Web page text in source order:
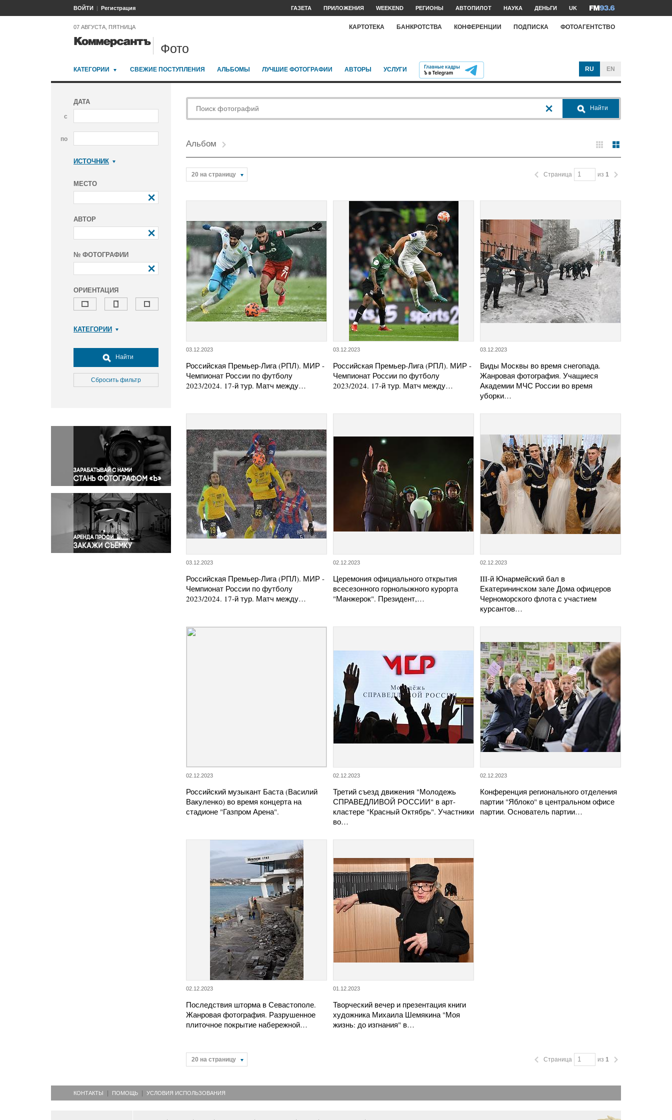
ВОЙТИ Регистрация ГАЗЕТА ПРИЛОЖЕНИЯ WEEKEND РЕГИОНЫ АВТОПИЛОТ НАУКА ДЕНЬГИ UK
07 АВГУСТА, ПЯТНИЦА КАРТОТЕКА БАНКРОТСТВА КОНФЕРЕНЦИИ ПОДПИСКА ФОТОАГЕНТСТВО
Фото
КАТЕГОРИИ СВЕЖИЕ ПОСТУПЛЕНИЯ АЛЬБОМЫ ЛУЧШИЕ ФОТОГРАФИИ АВТОРЫ УСЛУГИ RU EN
ДАТА
с
по
ИСТОЧНИК
МЕСТО
АВТОР
№ ФОТОГРАФИИ
ОРИЕНТАЦИЯ
КАТЕГОРИИ
Досуг, туризм и отдых
Культура
Медицина
Окружающая среда
Политика
Правосудие
Происшествия и конфликты
Религия
Светская жизнь
Спорт
Экология
Экономика и бизнес
Найти
Сбросить фильтр
Найти
Альбом
20 на страницу Страница из 1
03.12.2023
Российская Премьер-Лига (РПЛ). МИР -
Чемпионат России по футболу
2023/2024. 17-й тур. Матч между…
03.12.2023
Российская Премьер-Лига (РПЛ). МИР -
Чемпионат России по футболу
2023/2024. 17-й тур. Матч между…
03.12.2023
Виды Москвы во время снегопада.
Жанровая фотография. Учащиеся
Академии МЧС России во время
уборки…
03.12.2023
Российская Премьер-Лига (РПЛ). МИР -
Чемпионат России по футболу
2023/2024. 17-й тур. Матч между…
02.12.2023
Церемония официального открытия
всесезонного горнолыжного курорта
"Манжерок". Президент,…
02.12.2023
III-й Юнармейский бал в
Екатерининском зале Дома офицеров
Черноморского флота с участием
курсантов…
02.12.2023
Российский музыкант Баста (Василий
Вакуленко) во время концерта на
стадионе "Газпром Арена".
02.12.2023
Третий съезд движения "Молодежь
СПРАВЕДЛИВОЙ РОССИИ" в арт-
кластере "Красный Октябрь". Участники
во…
02.12.2023
Конференция регионального отделения
партии "Яблоко" в центральном офисе
партии. Основатель партии…
02.12.2023
Последствия шторма в Севастополе.
Жанровая фотография. Разрушенное
плиточное покрытие набережной…
01.12.2023
Творческий вечер и презентация книги
художника Михаила Шемякина "Моя
жизнь: до изгнания" в…
20 на страницу Страница из 1
КОНТАКТЫ ПОМОЩЬ УСЛОВИЯ ИСПОЛЬЗОВАНИЯ